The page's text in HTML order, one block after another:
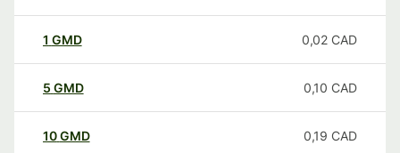
1 GMD 0,02 CAD
5 GMD 0,10 CAD
10GMD 0,19 CAD